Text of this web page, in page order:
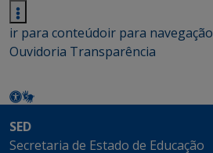
ir para conteúdoir para navegação
Ouvidoria Transparência
SED
Secretaria de Estado de Educação